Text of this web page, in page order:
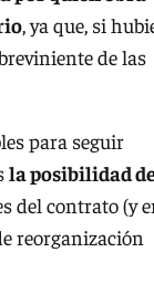
, ya que, si
de las
para seguir
la posibilidad
del contrato (y
reorganización